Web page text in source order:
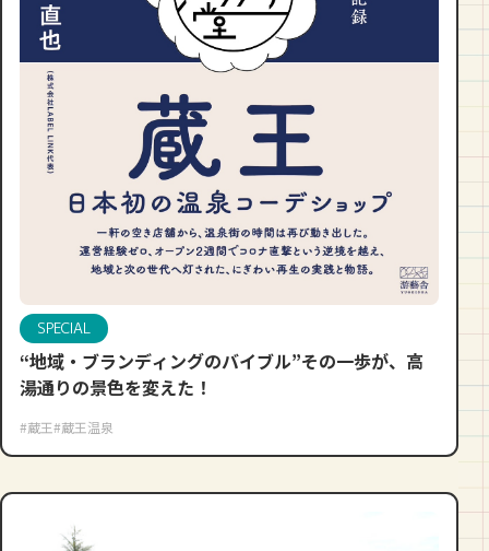
SPECIAL
“地域・ブランディングのバイブル”その一歩が、高
湯通りの景色を変えた！
#蔵王#蔵王温泉